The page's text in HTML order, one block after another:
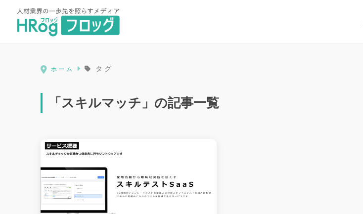
HRog | 人材業界の一歩先を照らすメディア
ホーム タグ
「スキルマッチ」の記事一覧